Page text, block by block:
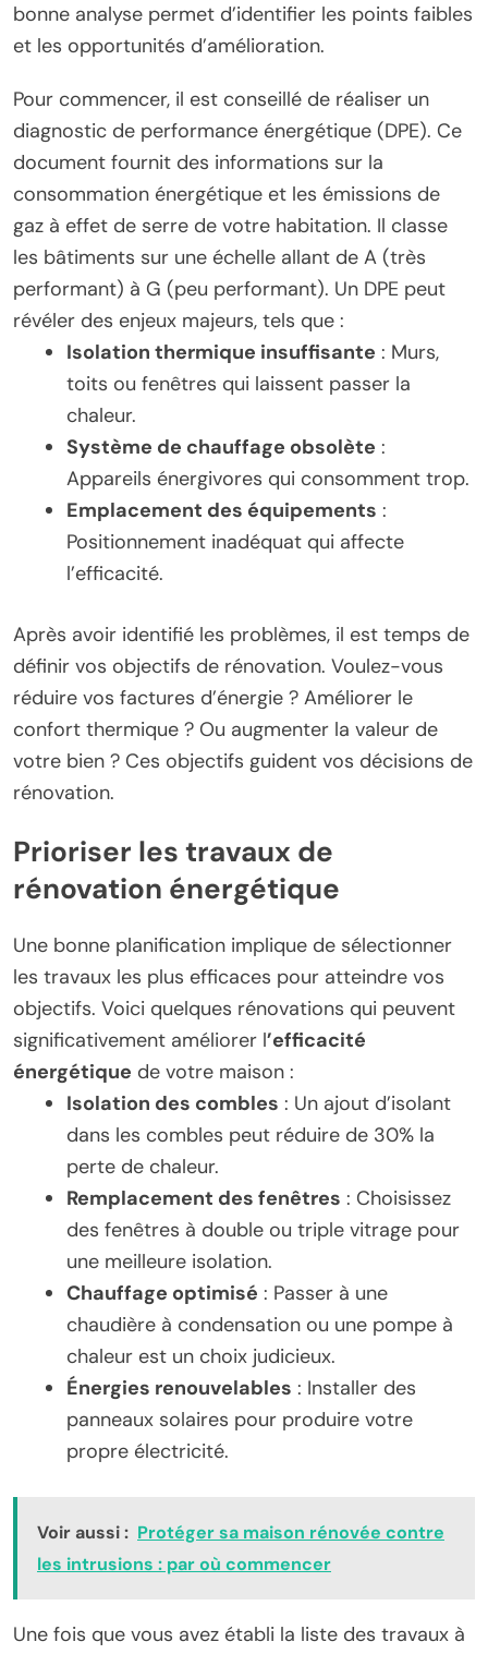
bonne analyse permet d’identifier les points faibles
et les opportunités d’amélioration.
Pour commencer, il est conseillé de réaliser un
diagnostic de performance énergétique (DPE). Ce
document fournit des informations sur la
consommation énergétique et les émissions de
gaz à effet de serre de votre habitation. Il classe
les bâtiments sur une échelle allant de A (très
performant) à G (peu performant). Un DPE peut
révéler des enjeux majeurs, tels que :
Isolation thermique insuffisante : Murs,
toits ou fenêtres qui laissent passer la
chaleur.
Système de chauffage obsolète :
Appareils énergivores qui consomment trop.
Emplacement des équipements :
Positionnement inadéquat qui affecte
l’efficacité.
Après avoir identifié les problèmes, il est temps de
définir vos objectifs de rénovation. Voulez-vous
réduire vos factures d’énergie ? Améliorer le
confort thermique ? Ou augmenter la valeur de
votre bien ? Ces objectifs guident vos décisions de
rénovation.
Prioriser les travaux de
rénovation énergétique
Une bonne planification implique de sélectionner
les travaux les plus efficaces pour atteindre vos
objectifs. Voici quelques rénovations qui peuvent
significativement améliorer l’efficacité
énergétique de votre maison :
Isolation des combles : Un ajout d’isolant
dans les combles peut réduire de 30% la
perte de chaleur.
Remplacement des fenêtres : Choisissez
des fenêtres à double ou triple vitrage pour
une meilleure isolation.
Chauffage optimisé : Passer à une
chaudière à condensation ou une pompe à
chaleur est un choix judicieux.
Énergies renouvelables : Installer des
panneaux solaires pour produire votre
propre électricité.
Voir aussi : Protéger sa maison rénovée contre
les intrusions : par où commencer
Une fois que vous avez établi la liste des travaux à